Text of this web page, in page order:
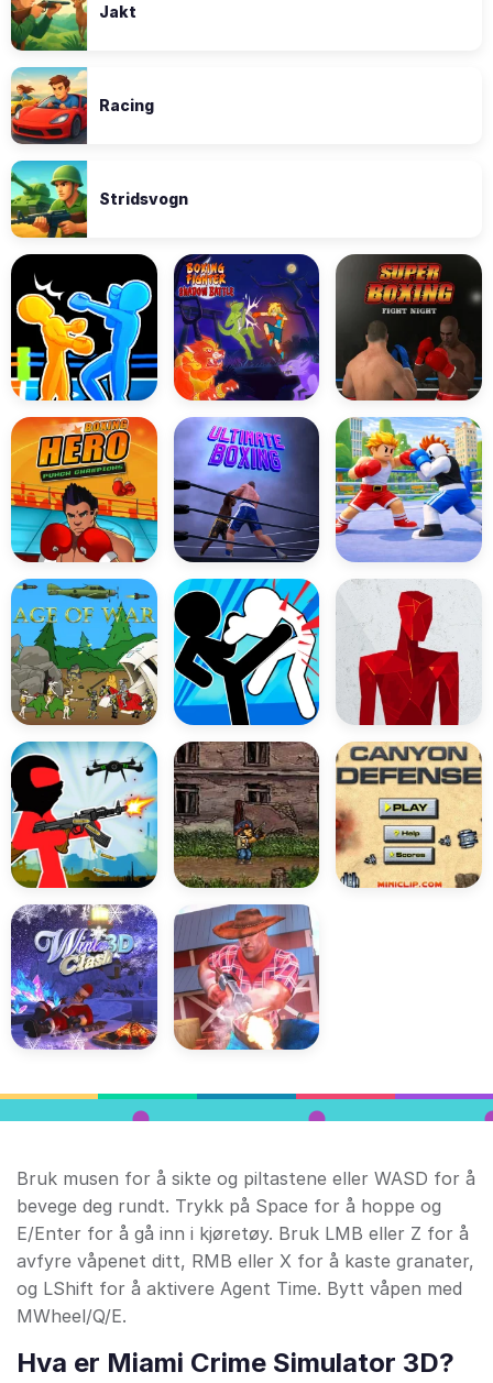
Jakt
Racing
Stridsvogn
Bruk musen for å sikte og piltastene eller WASD for å
bevege deg rundt. Trykk på Space for å hoppe og
E/Enter for å gå inn i kjøretøy. Bruk LMB eller Z for å
avfyre våpenet ditt, RMB eller X for å kaste granater,
og LShift for å aktivere Agent Time. Bytt våpen med
MWheel/Q/E.
Hva er Miami Crime Simulator 3D?